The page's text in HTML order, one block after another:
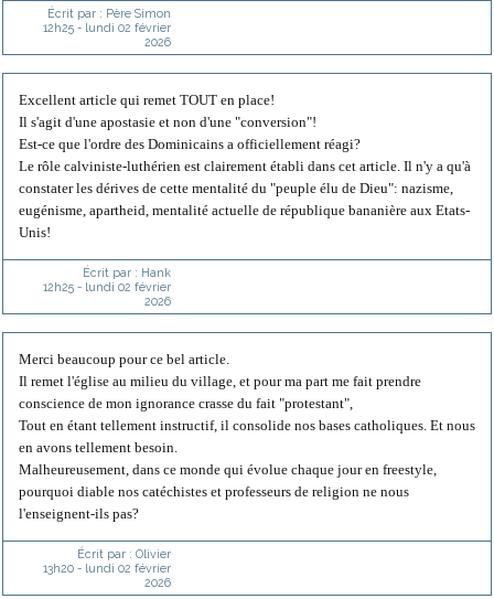
Écrit par : Père Simon
12h25- lundi 02 février
2026
Excellent article qui remet TOUT en place!
Il s'agit d'une apostasie et non d'une "conversion"!
Est-ce que l'ordre des Dominicains a officiellement réagi?
Le rôle calviniste-luthérien est clairement établi dans cet article. Il n'y a qu'à
constater les dérives de cette mentalité du "peuple élu de Dieu": nazisme,
eugénisme, apartheid, mentalité actuelle de république bananière aux Etats-
Unis!
Écrit par : Hank
12h25- lundi 02 février
2026
Merci beaucoup pour ce bel article.
Il remet l'église au milieu du village, et pour ma part me fait prendre
conscience de mon ignorance crasse du fait "protestant",
Tout en étant tellement instructif, il consolide nos bases catholiques. Et nous
en avons tellement besoin.
Malheureusement, dans ce monde qui évolue chaque jour en freestyle,
pourquoi diable nos catéchistes et professeurs de religion ne nous
l'enseignent-ils pas?
Écrit par : Olivier
13h20- lundi 02 février
2026